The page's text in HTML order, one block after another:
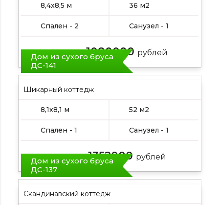
8,4х8,5 м 36 м2
Спален - 2 Санузел - 1
Цена от: 1080000 рублей
Дом из сухого бруса
ДС-141
Шикарный коттедж
8,1х8,1 м 52 м2
Спален - 1 Санузел - 1
Цена от: 1352000 рублей
Дом из сухого бруса
ДС-137
Скандинавский коттедж